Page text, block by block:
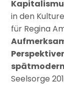
in den
für Regina
Seelsorge